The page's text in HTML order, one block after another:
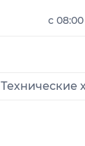
с
Технические